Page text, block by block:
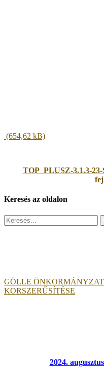
TOP_PLUSZ-3.1.3-
Keresés az oldalon
Search
for:
GÖLLE
KORSZERŰSÍTÉSE
2024.